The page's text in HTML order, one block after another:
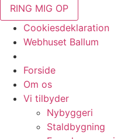
RING MIG OP
Cookiesdeklaration
Webhuset Ballum
Forside
Om os
Vi tilbyder
Nybyggeri
Staldbygning​